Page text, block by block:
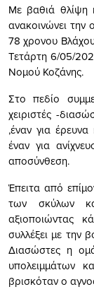
Με βαθιά θλίψη
ανακοινώνει την
78 χρονου
Τετάρτη 6/05/
Νομού Κοζάνης.
Στο πεδίο
χειριστές -
,έναν για
έναν για
αποσύνθεση.
Έπειτα από
των σκύλων
αξιοποιώντας
συλλέξει με την
Διασώστες η
υπολειμμάτων
βρισκόταν ο